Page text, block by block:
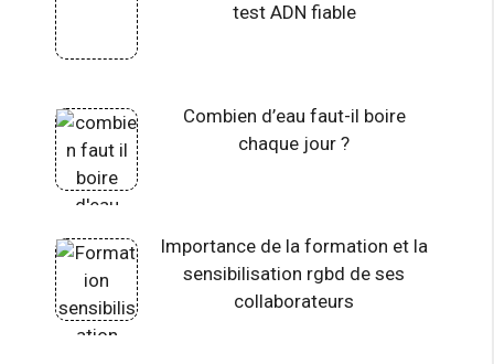
test ADN fiable
Combien d’eau faut-il boire
chaque jour ?
Importance de la formation et la
sensibilisation rgbd de ses
collaborateurs